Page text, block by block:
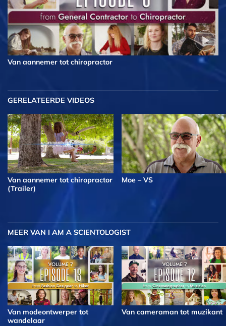
Van aannemer tot chiropractor
GERELATEERDE VIDEOS
Van aannemer tot chiropractor
(Trailer)
Moe – VS
MEER VAN I AM A SCIENTOLOGIST
Van modeontwerper tot
wandelaar
Van cameraman tot muzikant